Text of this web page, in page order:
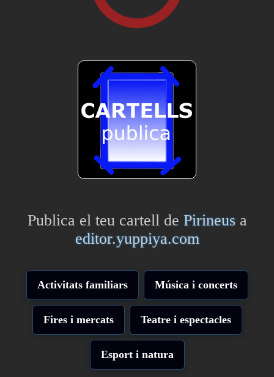
Publica el teu cartell de Pirineusa
editor.yuppiya.com
Activitats familiars Música i concerts
Fires i mercats Teatre i espectacles
Esport i natura